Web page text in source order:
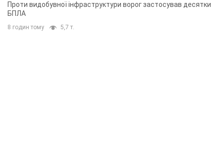
Проти видобувної інфраструктури ворог застосував десятки
БПЛА
8 годин тому 5,7 т.